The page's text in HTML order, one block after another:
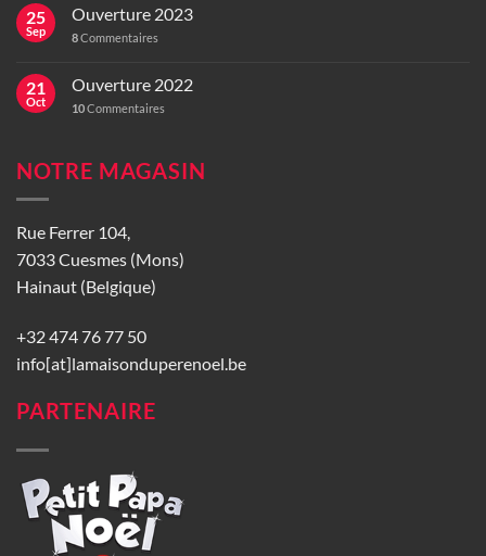
25
Sep
Ouverture 2023
8Commentaires
21
Oct
Ouverture 2022
10Commentaires
NOTRE MAGASIN
Rue Ferrer 104,
7033 Cuesmes (Mons)
Hainaut (Belgique)
+32 474 76 77 50
info[at]lamaisonduperenoel.be
PARTENAIRE